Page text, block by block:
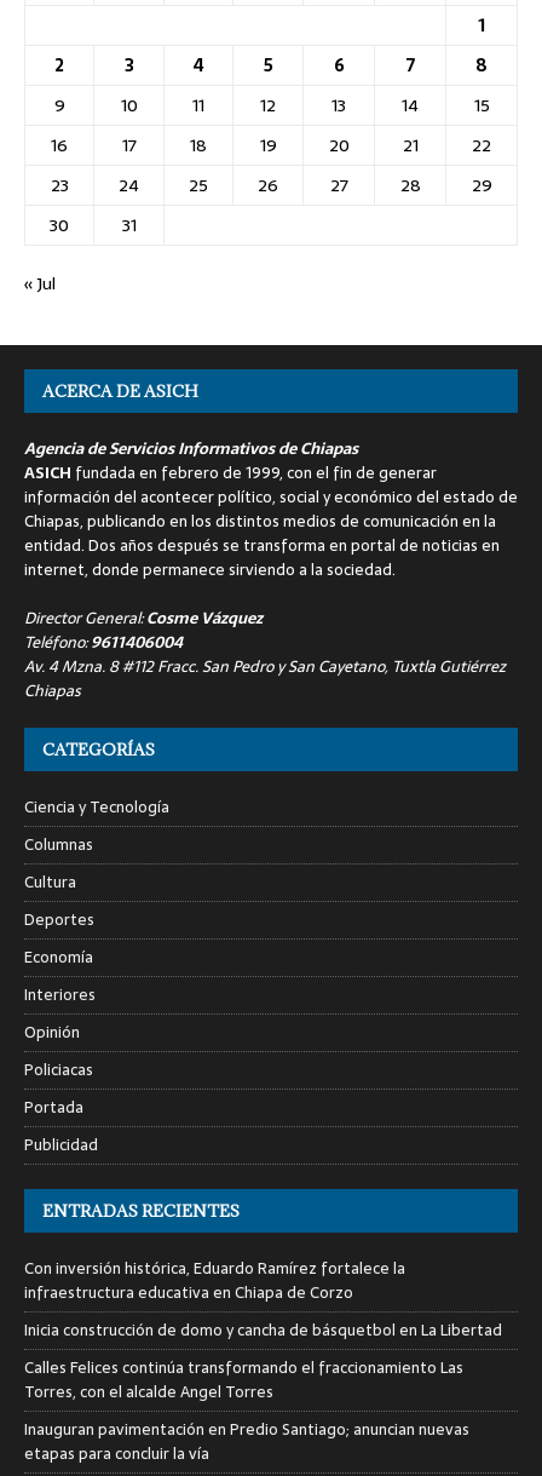
1
2
3 4 5 6 7
8
9
10 11 12 13 14
15
16
17 18 19 20 21
22
23
24 25 26 27 28
29
30
31
« Jul
ACERCA DE ASICH
Agencia de Servicios Informativos de Chiapas
ASICH fundada en febrero de 1999, con el fin de generar
información del acontecer político, social y económico del estado de
Chiapas, publicando en los distintos medios de comunicación en la
entidad. Dos años después se transforma en portal de noticias en
internet, donde permanece sirviendo a la sociedad.
Director General:Cosme Vázquez
Teléfono:9611406004
Av. 4 Mzna. 8 #112 Fracc. San Pedro y San Cayetano, Tuxtla Gutiérrez
Chiapas
CATEGORÍAS
Ciencia y Tecnología
Columnas
Cultura
Deportes
Economía
Interiores
Opinión
Policiacas
Portada
Publicidad
ENTRADAS RECIENTES
Con inversión histórica, Eduardo Ramírez fortalece la
infraestructura educativa en Chiapa de Corzo
Inicia construcción de domo y cancha de básquetbol en La Libertad
Calles Felices continúa transformando el fraccionamiento Las
Torres, con el alcalde Angel Torres
Inauguran pavimentación en Predio Santiago; anuncian nuevas
etapas para concluir la vía